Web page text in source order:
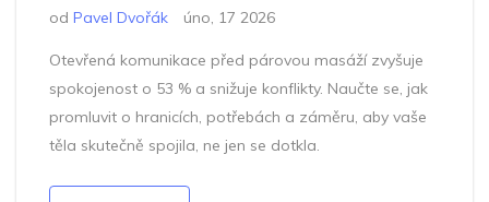
od Pavel Dvořák úno, 17 2026
Otevřená komunikace před párovou masáží zvyšuje
spokojenost o 53 % a snižuje konflikty. Naučte se, jak
promluvit o hranicích, potřebách a záměru, aby vaše
těla skutečně spojila, ne jen se dotkla.